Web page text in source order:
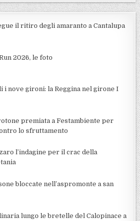
il ritiro degli amaranto a Cantalupa
2026, le foto
i nove gironi: la Reggina nel girone I
premiata a Festambiente per
lo sfruttamento
l’indagine per il crac della
bloccate nell’aspromonte a san
lungo le bretelle del Calopinace a